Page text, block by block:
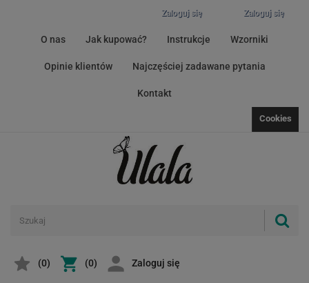
Zaloguj się
Zaloguj się
O nas Jak kupować? Instrukcje Wzorniki
Opinie klientów Najczęściej zadawane pytania
Kontakt
Cookies
(0) (0) Zaloguj się